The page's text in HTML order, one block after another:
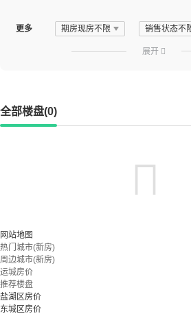
更多 期房现房不限 销售状态不
展开 
全部楼盘(0)
网站地图
热门城市(新房)
周边城市(新房)
运城房价
推荐楼盘
盐湖区房价
东城区房价